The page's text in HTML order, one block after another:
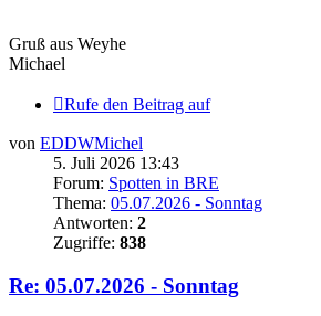
Gruß aus Weyhe
Michael
Rufe den Beitrag auf
von EDDWMichel
5. Juli 2026 13:43
Forum: Spotten in BRE
Thema: 05.07.2026 - Sonntag
Antworten: 2
Zugriffe: 838
Re: 05.07.2026 - Sonntag